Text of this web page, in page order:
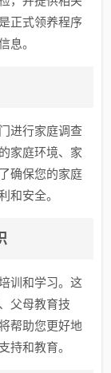
正式领养程序
息。
进行家庭调查
家庭环境、家
确保您的家庭
和安全。
训和学习。这
父母教育技
帮助您更好地
持和教育。